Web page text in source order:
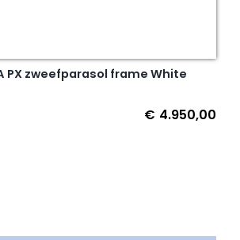
PX zweefparasol frame White
€ 4.950,00